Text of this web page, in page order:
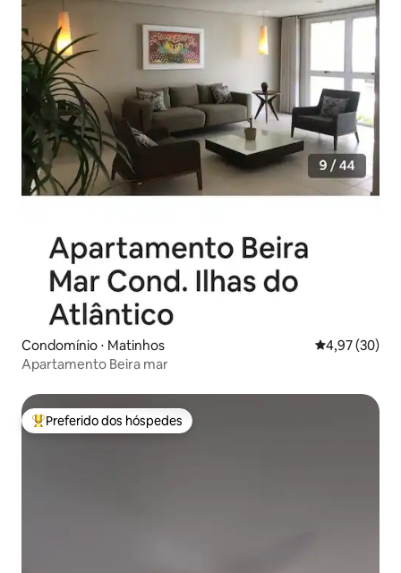
Condomínio ⋅ Matinhos 4,97 de uma
4,97 (30)
Apartamento Beira mar
Entre os melhores preferidos dos hóspedes
Preferido dos hóspedes